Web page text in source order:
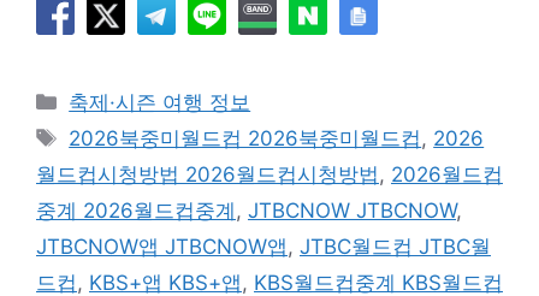
카
테
리
축제·시즌 여행 정보
태
그
2026북중미월드컵 2026북중미월드컵, 2026
월드컵시청방법 2026월드컵시청방법, 2026월드컵
중계 2026월드컵중계 , JTBCNOW JTBCNOW,
JTBCNOW앱 JTBCNOW앱, JTBC월드컵 JTBC월
드컵, KBS+앱 KBS+앱, KBS월드컵중계 KBS월드컵